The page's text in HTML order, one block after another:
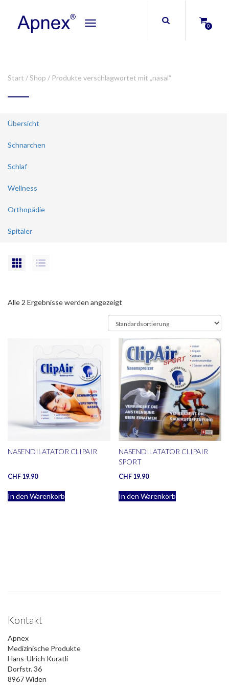
Toggle
0
Start /Shop / Produkte verschlagwortet mit „nasal“
Übersicht
Schnarchen
Schlaf
Wellness
Orthopädie
Spitäler
Alle 2 Ergebnisse werden angezeigt
NASENDILATATOR CLIPAIR
CHF 19.90
In den Warenkorb
NASENDILATATOR CLIPAIR
SPORT
CHF 19.90
In den Warenkorb
Kontakt
Apnex
Medizinische Produkte
Hans-Ulrich Kuratli
Dorfstr. 36
8967 Widen